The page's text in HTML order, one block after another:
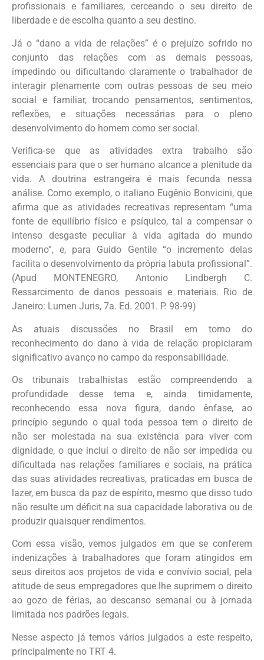
profissionais e familiares, cerceando o seu direito de
liberdade e de escolha quanto a seu destino.
Já o “dano a vida de relações” é o prejuízo sofrido no
conjunto das relações com as demais pessoas,
impedindo ou dificultando claramente o trabalhador de
interagir plenamente com outras pessoas de seu meio
social e familiar, trocando pensamentos, sentimentos,
reflexões, e situações necessárias para o pleno
desenvolvimento do homem como ser social.
Verifica-se que as atividades extra trabalho são
essenciais para que o ser humano alcance a plenitude da
vida. A doutrina estrangeira é mais fecunda nessa
análise. Como exemplo, o italiano Eugênio Bonvicini, que
afirma que as atividades recreativas representam “uma
fonte de equilíbrio físico e psíquico, tal a compensar o
intenso desgaste peculiar à vida agitada do mundo
moderno”, e, para Guido Gentile “o incremento delas
facilita o desenvolvimento da própria labuta profissional”.
(Apud MONTENEGRO, Antonio Lindbergh C.
Ressarcimento de danos pessoais e materiais. Rio de
Janeiro: Lumen Juris, 7a. Ed. 2001. P. 98-99)
As atuais discussões no Brasil em torno do
reconhecimento do dano à vida de relação propiciaram
significativo avanço no campo da responsabilidade.
Os tribunais trabalhistas estão compreendendo a
profundidade desse tema e, ainda timidamente,
reconhecendo essa nova figura, dando ênfase, ao
princípio segundo o qual toda pessoa tem o direito de
não ser molestada na sua existência para viver com
dignidade, o que inclui o direito de não ser impedida ou
dificultada nas relações familiares e sociais, na prática
das suas atividades recreativas, praticadas em busca de
lazer, em busca da paz de espírito, mesmo que disso tudo
não resulte um déficit na sua capacidade laborativa ou de
produzir quaisquer rendimentos.
Com essa visão, vemos julgados em que se conferem
indenizações à trabalhadores que foram atingidos em
seus direitos aos projetos de vida e convívio social, pela
atitude de seus empregadores que lhe suprimem o direito
ao gozo de férias, ao descanso semanal ou à jornada
limitada nos padrões legais.
Nesse aspecto já temos vários julgados a este respeito,
principalmente no TRT 4.